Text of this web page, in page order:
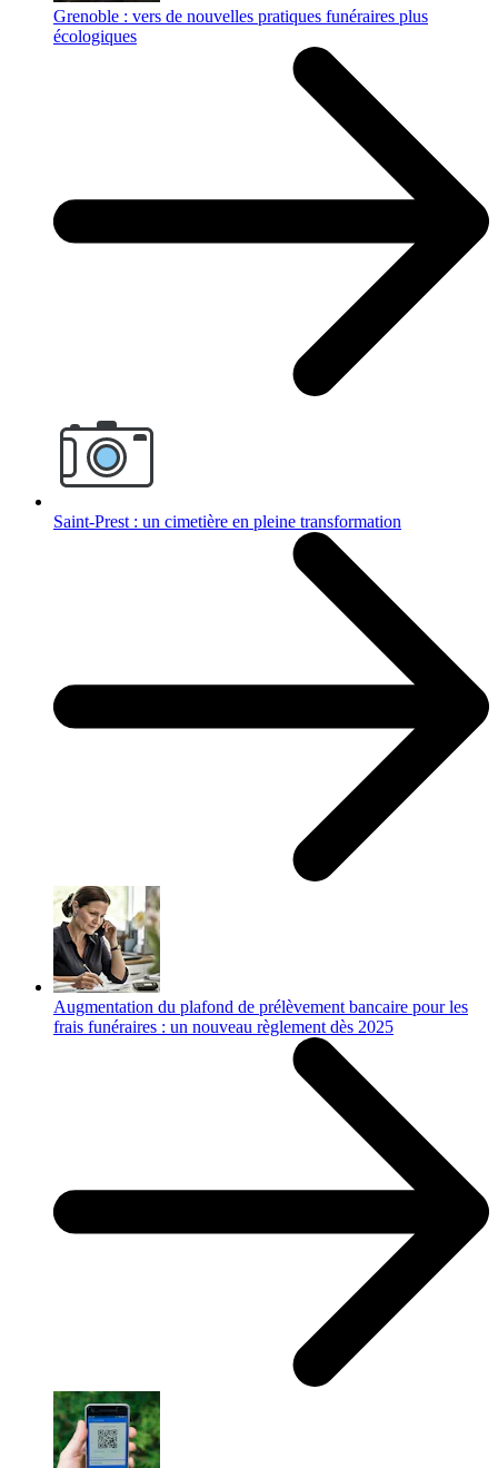
Grenoble : vers de nouvelles pratiques funéraires plus
écologiques
Saint-Prest : un cimetière en pleine transformation
Augmentation du plafond de prélèvement bancaire pour les
frais funéraires : un nouveau règlement dès 2025